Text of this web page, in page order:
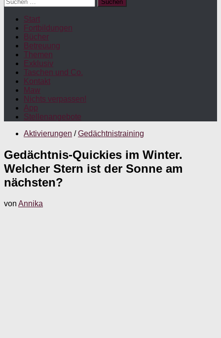
nach:
Start
Fortbildungen
Bücher
Betreuung
Themen
Exklusiv
Taschen und Co.
Kontakt
Maw
Nichts verpassen!
App
Stellenangebote
Aktivierungen / Gedächtnistraining
Gedächtnis-Quickies im Winter.
Welcher Stern ist der Sonne am
nächsten?
von Annika